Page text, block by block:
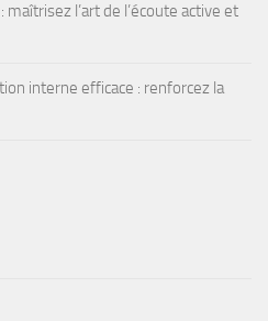
l’art de l’écoute active et
interne efficace : renforcez la